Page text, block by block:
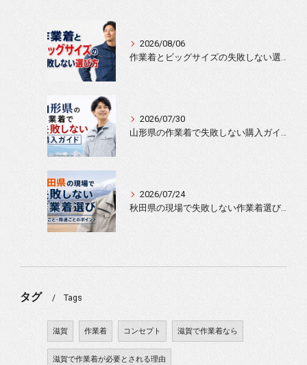
2026/08/06
2026/07/30
2026/07/24
秋田県の現場で失敗しない作業着選び｜季節ごと・用途ごとのポイント
タグ Tags
滋賀 作業着 コンセプト 滋賀で作業着なら
滋賀で作業着が必要とされる理由